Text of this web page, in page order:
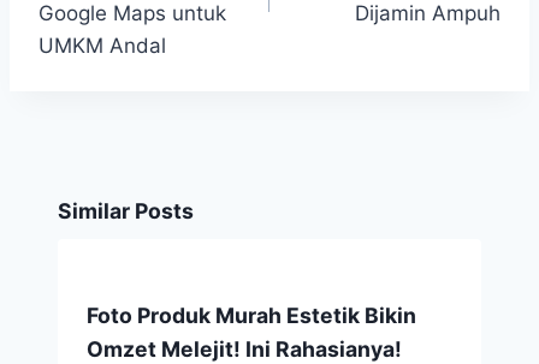
Google Maps untuk
UMKM Andal
Dijamin Ampuh
Similar Posts
Foto Produk Murah Estetik Bikin
Omzet Melejit! Ini Rahasianya!